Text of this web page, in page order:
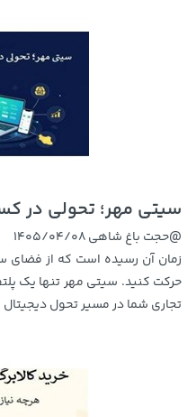
سیتی مهر؛ تحولی در
@حجت باغ شاهی1405/04/08
زمان آن رسیده است که از
حرکت کنید. سیتی مهر تنها یک
تجاری شما در مسیر تحول